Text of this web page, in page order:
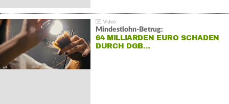
Mindestlohn-Betrug:
64 MILLIARDEN EURO SCHADEN
DURCH DGB…